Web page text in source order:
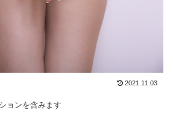
2021.11.03
ョンを含みます